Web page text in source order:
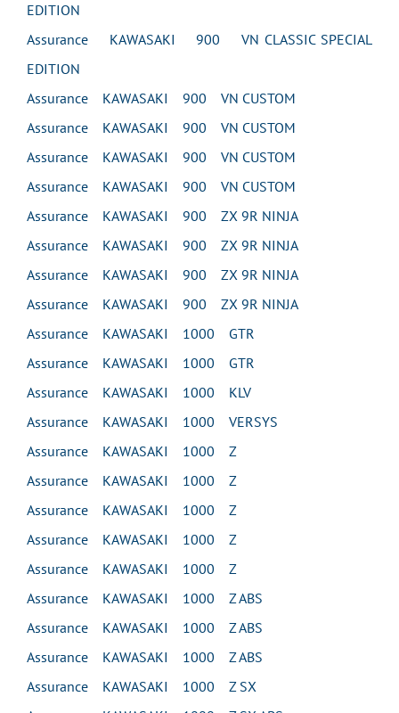
EDITION
Assurance KAWASAKI 900 VN CLASSIC SPECIAL
EDITION
Assurance KAWASAKI 900 VN CUSTOM
Assurance KAWASAKI 900 VN CUSTOM
Assurance KAWASAKI 900 VN CUSTOM
Assurance KAWASAKI 900 VN CUSTOM
Assurance KAWASAKI 900 ZX 9R NINJA
Assurance KAWASAKI 900 ZX 9R NINJA
Assurance KAWASAKI 900 ZX 9R NINJA
Assurance KAWASAKI 900 ZX 9R NINJA
Assurance KAWASAKI 1000 GTR
Assurance KAWASAKI 1000 GTR
Assurance KAWASAKI 1000 KLV
Assurance KAWASAKI 1000 VERSYS
Assurance KAWASAKI 1000 Z
Assurance KAWASAKI 1000 Z
Assurance KAWASAKI 1000 Z
Assurance KAWASAKI 1000 Z
Assurance KAWASAKI 1000 Z
Assurance KAWASAKI 1000 Z ABS
Assurance KAWASAKI 1000 Z ABS
Assurance KAWASAKI 1000 Z ABS
Assurance KAWASAKI 1000 Z SX